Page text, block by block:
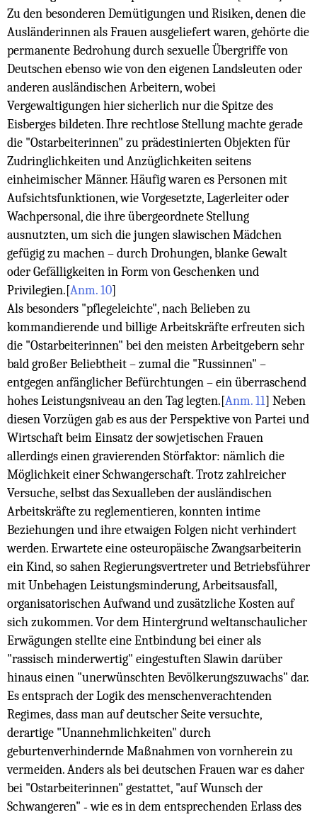
Zu den besonderen Demütigungen und Risiken, denen die
Ausländerinnen als Frauen ausgeliefert waren, gehörte die
permanente Bedrohung durch sexuelle Übergriffe von
Deutschen ebenso wie von den eigenen Landsleuten oder
anderen ausländischen Arbeitern, wobei
Vergewaltigungen hier sicherlich nur die Spitze des
Eisberges bildeten. Ihre rechtlose Stellung machte gerade
die "Ostarbeiterinnen" zu prädestinierten Objekten für
Zudringlichkeiten und Anzüglichkeiten seitens
einheimischer Männer. Häufig waren es Personen mit
Aufsichtsfunktionen, wie Vorgesetzte, Lagerleiter oder
Wachpersonal, die ihre übergeordnete Stellung
ausnutzten, um sich die jungen slawischen Mädchen
gefügig zu machen – durch Drohungen, blanke Gewalt
oder Gefälligkeiten in Form von Geschenken und
Privilegien. [Anm. 10]
Als besonders "pflegeleichte", nach Belieben zu
kommandierende und billige Arbeitskräfte erfreuten sich
die "Ostarbeiterinnen" bei den meisten Arbeitgebern sehr
bald großer Beliebtheit – zumal die "Russinnen" –
entgegen anfänglicher Befürchtungen – ein überraschend
hohes Leistungsniveau an den Tag legten. [Anm. 11] Neben
diesen Vorzügen gab es aus der Perspektive von Partei und
Wirtschaft beim Einsatz der sowjetischen Frauen
allerdings einen gravierenden Störfaktor: nämlich die
Möglichkeit einer Schwangerschaft. Trotz zahlreicher
Versuche, selbst das Sexualleben der ausländischen
Arbeitskräfte zu reglementieren, konnten intime
Beziehungen und ihre etwaigen Folgen nicht verhindert
werden. Erwartete eine osteuropäische Zwangsarbeiterin
ein Kind, so sahen Regierungsvertreter und Betriebsführer
mit Unbehagen Leistungsminderung, Arbeitsausfall,
organisatorischen Aufwand und zusätzliche Kosten auf
sich zukommen. Vor dem Hintergrund weltanschaulicher
Erwägungen stellte eine Entbindung bei einer als
"rassisch minderwertig" eingestuften Slawin darüber
hinaus einen "unerwünschten Bevölkerungszuwachs" dar.
Es entsprach der Logik des menschenverachtenden
Regimes, dass man auf deutscher Seite versuchte,
derartige "Unannehmlichkeiten" durch
geburtenverhindernde Maßnahmen von vornherein zu
vermeiden. Anders als bei deutschen Frauen war es daher
bei "Ostarbeiterinnen" gestattet, "auf Wunsch der
Schwangeren" ‑ wie es in dem entsprechenden Erlass des